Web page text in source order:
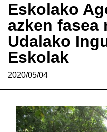
Eskolako
azken fasea
Udalako
Eskolak
2020/05/04